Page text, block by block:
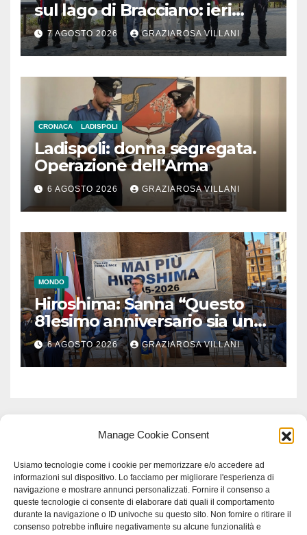
Manage Cookie Consent
Usiamo tecnologie come i cookie per memorizzare e/o accedere ad
informazioni sul dispositivo. Lo facciamo per migliorare l'esperienza di
navigazione e mostrare annunci personalizzati. Fornire il consenso a
queste tecnologie ci consente di elaborare dati quali il comportamento
durante la navigazione o ID univoche su questo sito. Non fornire o ritirare il
consenso potrebbe influire negativamente su alcune funzionalità e
sul lago di Bracciano: ieri
l’inaugurazione
7 AGOSTO 2026 GRAZIAROSA VILLANI
CRONACA LADISPOLI
Ladispoli: donna segregata.
Operazione dell’Arma
6 AGOSTO 2026 GRAZIAROSA VILLANI
MONDO
Hiroshima: Sanna “Questo
81esimo anniversario sia un
monito per tutti”
6 AGOSTO 2026 GRAZIAROSA VILLANI